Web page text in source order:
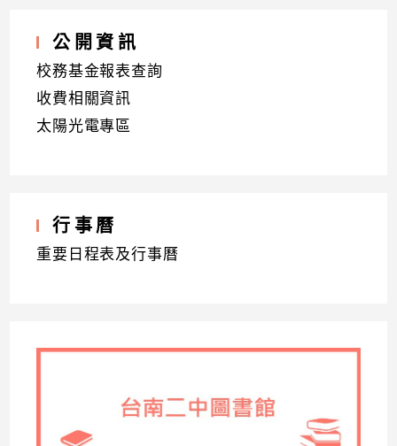
公開資訊
校務基金報表查詢
收費相關資訊
太陽光電專區
行事曆
重要日程表及行事曆